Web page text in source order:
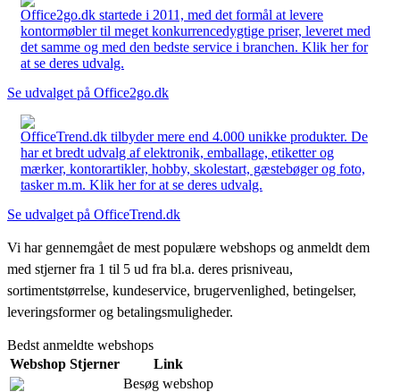
Office2go.dk startede i 2011, med det formål at levere
kontormøbler til meget konkurrencedygtige priser, leveret med
det samme og med den bedste service i branchen. Klik her for
at se deres udvalg.
Se udvalget på Office2go.dk
OfficeTrend.dk tilbyder mere end 4.000 unikke produkter. De
har et bredt udvalg af elektronik, emballage, etiketter og
mærker, kontorartikler, hobby, skolestart, gæstebøger og foto,
tasker m.m. Klik her for at se deres udvalg.
Se udvalget på OfficeTrend.dk
Vi har gennemgået de mest populære webshops og anmeldt dem
med stjerner fra 1 til 5 ud fra bl.a. deres prisniveau,
sortimentstørrelse, kundeservice, brugervenlighed, betingelser,
leveringsformer og betalingsmuligheder.
Bedst anmeldte webshops
Webshop Stjerner
Link
Besøg webshop